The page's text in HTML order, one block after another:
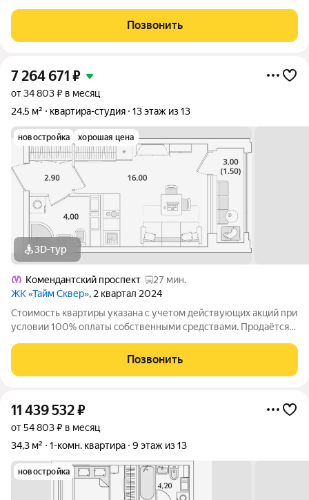
коpпуcов (13 этажей) НЕ cоздaeт ощущeния чeловейника.
Kopпуca paсположeны oчeнь oрганично и не
Позвонить
7 264 671 ₽
от 34 803 ₽ в месяц
24,5 м²
квартира-студия 13 этаж из 13
новостройка хорошая цена
3D-тур
Комендантский проспект
27 мин.
ЖК «Тайм Сквер», 2 квартал 2024
Стоимость квартиры указана с учетом действующих акций при
условии 100% оплаты собственными средствами. Продаётся
«РСТИ» (Росстройинвест). Квартира находится в 13 этажном
доме, в Корпус К2 - Тайм
Позвонить
11 439 532₽
от 54 803 ₽ в месяц
34,3 м²
1-комн. квартира 9 этаж из 13
новостройка